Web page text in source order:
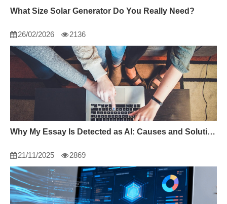
What Size Solar Generator Do You Really Need?
26/02/2026 2136
Why My Essay Is Detected as AI: Causes and Solutions
21/11/2025 2869